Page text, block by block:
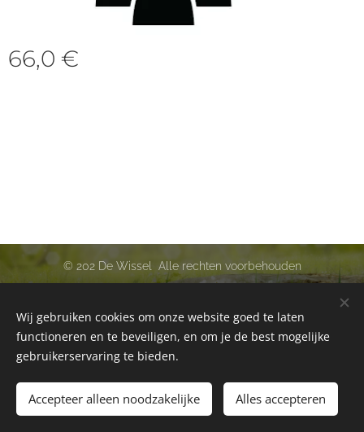
66,0 €
Toevoegen aan de winkelwagen
© 202 De Wissel Alle rechten voorbehouden
www.growth4all.eu
Cookies
Wij gebruiken cookies om onze website goed te laten
functioneren en te beveiligen, en om je de best mogelijke
gebruikerservaring te bieden.
Accepteer alleen noodzakelijke Alles accepteren